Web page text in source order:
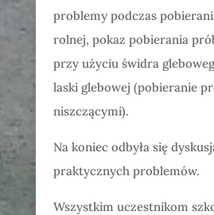
problemy podczas
rolnej, pokaz pobierania
przy użyciu świdra
laski glebowej (pobieranie
niszczącymi).
Na koniec odbyła się
praktycznych problemów.
Wszystkim uczestnikom